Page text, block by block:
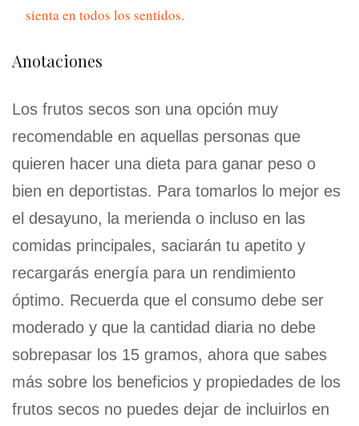
sienta en todos los sentidos.
Anotaciones
Los frutos secos son una opción muy
recomendable en aquellas personas que
quieren hacer una dieta para ganar peso o
bien en deportistas. Para tomarlos lo mejor es
el desayuno, la merienda o incluso en las
comidas principales, saciarán tu apetito y
recargarás energía para un rendimiento
óptimo. Recuerda que el consumo debe ser
moderado y que la cantidad diaria no debe
sobrepasar los 15 gramos, ahora que sabes
más sobre los beneficios y propiedades de los
frutos secos no puedes dejar de incluirlos en